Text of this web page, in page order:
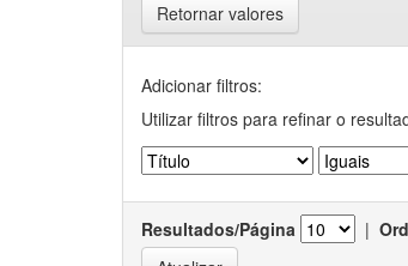
Retornar valores
Adicionar filtros:
Utilizar filtros para refinar o
Resultados/Página |